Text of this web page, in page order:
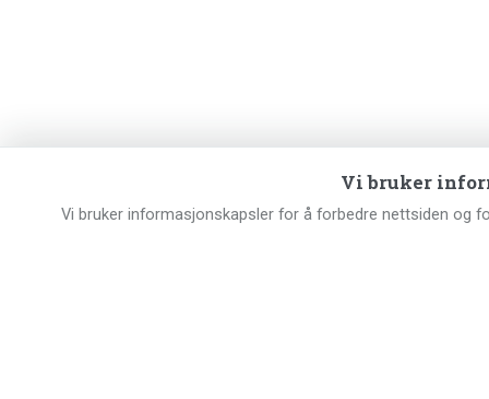
Vi bruker
Vi bruker informasjonskapsler for å forbedre nettsiden og